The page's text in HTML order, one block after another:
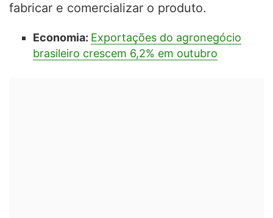
fabricar e comercializar o produto.
Economia: Exportações do agronegócio
brasileiro crescem 6,2% em outubro